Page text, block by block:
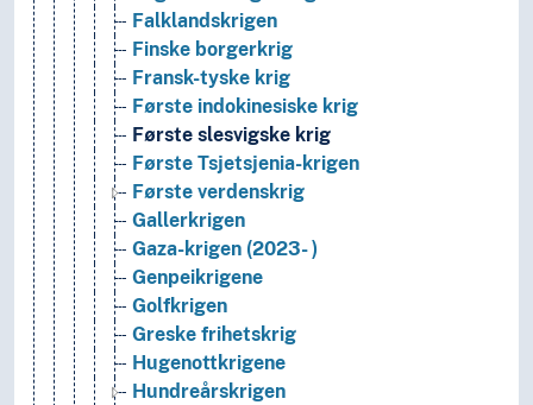
Falklandskrigen
Finske borgerkrig
Fransk-tyske krig
Første indokinesiske krig
Første slesvigske krig
Første Tsjetsjenia-krigen
Første verdenskrig
Gallerkrigen
Gaza-krigen (2023- )
Genpeikrigene
Golfkrigen
Greske frihetskrig
Hugenottkrigene
Hundreårskrigen